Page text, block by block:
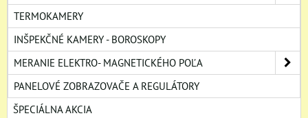
TERMOKAMERY
INŠPEKČNÉ KAMERY - BOROSKOPY
MERANIE ELEKTRO- MAGNETICKÉHO POĽA
PANELOVÉ ZOBRAZOVAČE A REGULÁTORY
ŠPECIÁLNA AKCIA